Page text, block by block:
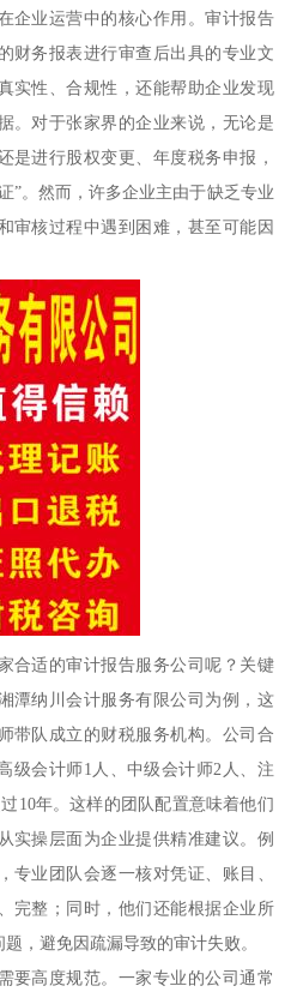
企业运营中的核心作用。审计报告
财务报表进行审查后出具的专业文
实性、合规性，还能帮助企业发现
。对于张家界的企业来说，无论是
是进行股权变更、年度税务申报，
”。然而，许多企业主由于缺乏专业
审核过程中遇到困难，甚至可能因
合适的审计报告服务公司呢？关键
潭纳川会计服务有限公司为例，这
带队成立的财税服务机构。公司合
级会计师1人、中级会计师2人、注
10年。这样的团队配置意味着他们
实操层面为企业提供精准建议。例
专业团队会逐一核对凭证、账目、
完整；同时，他们还能根据企业所
，避免因疏漏导致的审计失败。
要高度规范。一家专业的公司通常